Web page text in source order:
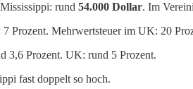
rund 54.000 Dollar. Im
Prozent. Mehrwertsteuer im UK: 20
3,6 Prozent. UK: rund 5 Prozent.
fast doppelt so hoch.